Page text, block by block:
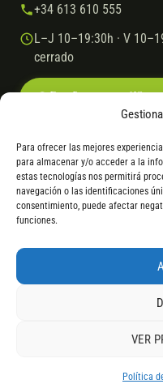
Para ofrecer las mejores
para almacenar y/o acceder a la
estas tecnologías nos permitirá
navegación o las identificaciones
consentimiento, puede afectar
funciones.
VER
Política
+34 613 610 555
L–J 10–19:30h · V
cerrado
© 2026 Ebike.esAviso legal
VISA Mastercard
Gasto de apertura: 4% hasta
* Los modelos con entrega
servir el producto, se
por otros